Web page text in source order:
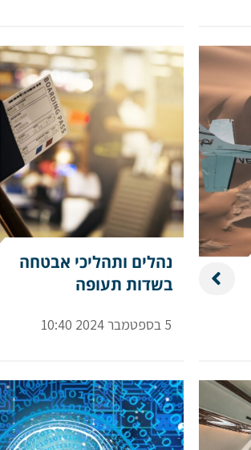
נהלים ותהליכי אבטחה
בשדות תעופה
5 בספטמבר 2024 10:40